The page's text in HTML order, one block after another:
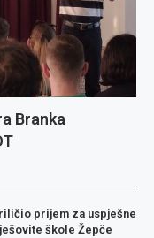
Branka
prijem za uspješne
škole Žepče